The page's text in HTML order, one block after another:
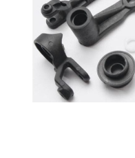
Оптовая продажа